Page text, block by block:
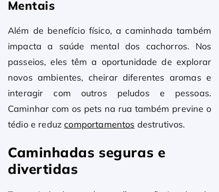
Mentais
Além de benefício físico, a caminhada também
impacta a saúde mental dos cachorros. Nos
passeios, eles têm a oportunidade de explorar
novos ambientes, cheirar diferentes aromas e
interagir com outros peludos e pessoas.
Caminhar com os pets na rua também previne o
tédio e reduzcomportamentos destrutivos.
Caminhadas seguras e
divertidas